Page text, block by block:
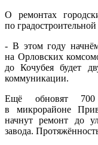
О ремонтах
по
- В этом году
на Орловских
до Кочубея будет
коммуникации.
Ещё обновят 700
в микрорайоне
начнут ремонт до
завода.